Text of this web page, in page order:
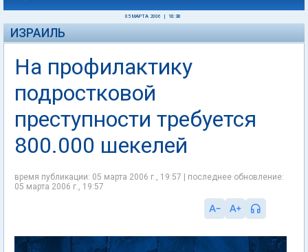
05 МАРТА 2006 10:30
ИЗРАИЛЬ
На профилактику
подростковой
преступности требуется
800.000 шекелей
время публикации: 05 марта 2006 г., 19:57 | последнее обновление:
05 марта 2006 г., 19:57